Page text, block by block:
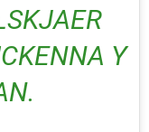
Y